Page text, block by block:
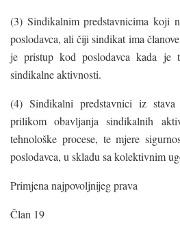
(3) Sindikalnim predstavnicima koji
poslodavca, ali čiji sindikat ima
je pristup kod poslodavca kada je
sindikalne aktivnosti.
(4) Sindikalni predstavnici iz
prilikom obavljanja sindikalnih
tehnološke procese, te mjere
poslodavca, u skladu sa kolektivnim
Primjena najpovoljnijeg prava
Član 19